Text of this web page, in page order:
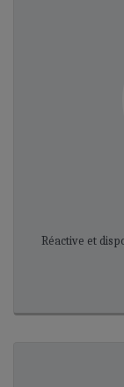
Réactive et